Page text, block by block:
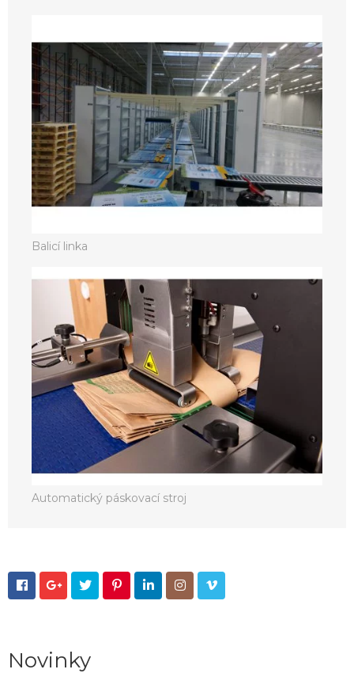
Balicí linka
Automatický páskovací stroj
      
Novinky